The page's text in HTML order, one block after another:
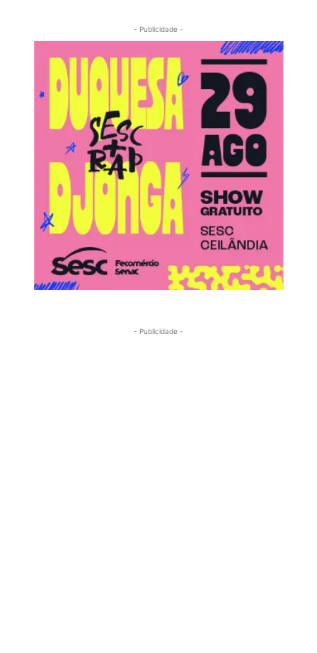
- Publicidade -
- Publicidade -